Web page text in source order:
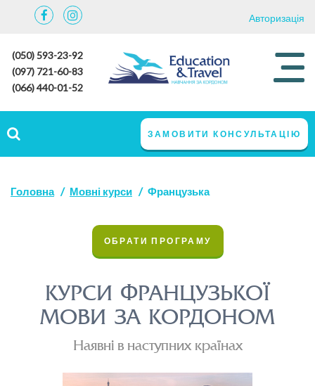
Авторизація
(050) 593-23-92
(097) 721-60-83
(066) 440-01-52
ЗАМОВИТИ КОНСУЛЬТАЦІЮ
Головна Мовні курси Французька
ОБРАТИ ПРОГРАМУ
КУРСИ ФРАНЦУЗЬКОЇ
МОВИ ЗА КОРДОНОМ
Наявні в наступних країнах